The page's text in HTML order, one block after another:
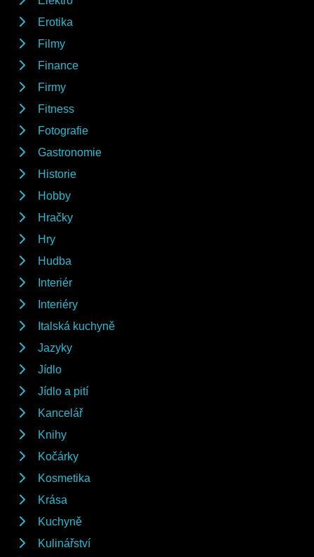
Erotika
Filmy
Finance
Firmy
Fitness
Fotografie
Gastronomie
Historie
Hobby
Hračky
Hry
Hudba
Interiér
Interiéry
Italská kuchyně
Jazyky
Jídlo
Jídlo a pití
Kancelář
Knihy
Kočárky
Kosmetika
Krása
Kuchyně
Kulinářství